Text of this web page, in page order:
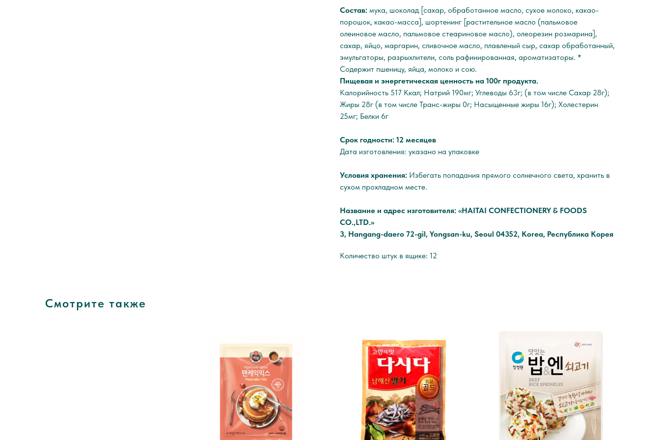
Состав: мука, шоколад [сахар, обработанное масло, сухое молоко, какао-
порошок, какао-масса], шортенинг [растительное масло (пальмовое
олеиновое масло, пальмовое стеариновое масло), олеорезин розмарина],
сахар, яйцо, маргарин, сливочное масло, плавленый сыр, сахар обработанный,
эмульгаторы, разрыхлители, соль рафинированная, ароматизаторы. *
Содержит пшеницу, яйца, молоко и сою.
Пищевая и энергетическая ценность на 100г продукта.
Калорийность 517 Ккал; Натрий 190мг; Углеводы 63г; (в том числе Сахар 28г);
Жиры 28г (в том числе Транс-жиры 0г; Насыщенные жиры 16г); Холестерин
25мг; Белки 6г
Срок годности: 12 месяцев
Дата изготовления: указано на упаковке
Условия хранения: Избегать попадания прямого солнечного света, хранить в
сухом прохладном месте.
Название и адрес изготовителя: «HAITAI CONFECTIONERY & FOODS
CO.,LTD.»
3, Hangang-daero 72-gil, Yongsan-ku, Seoul 04352, Korea, Республика Корея
Количество штук в ящике: 12
Смотрите также